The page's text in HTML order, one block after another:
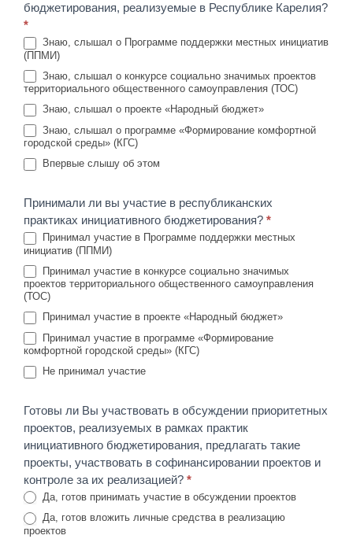
бюджетирования, реализуемые в Республике Карелия?
*
Знаю, слышал о Программе поддержки местных инициатив
(ППМИ)
Знаю, слышал о конкурсе социально значимых проектов
территориального общественного самоуправления (ТОС)
Знаю, слышал о проекте «Народный бюджет»
Знаю, слышал о программе «Формирование комфортной
городской среды» (КГС)
Впервые слышу об этом
Принимали ли вы участие в республиканских
практиках инициативного бюджетирования? *
Принимал участие в Программе поддержки местных
инициатив (ППМИ)
Принимал участие в конкурсе социально значимых
проектов территориального общественного самоуправления
(ТОС)
Принимал участие в проекте «Народный бюджет»
Принимал участие в программе «Формирование
комфортной городской среды» (КГС)
Не принимал участие
Готовы ли Вы участвовать в обсуждении приоритетных
проектов, реализуемых в рамках практик
инициативного бюджетирования, предлагать такие
проекты, участвовать в софинансировании проектов и
контроле за их реализацией? *
Да, готов принимать участие в обсуждении проектов
Да, готов вложить личные средства в реализацию
проектов